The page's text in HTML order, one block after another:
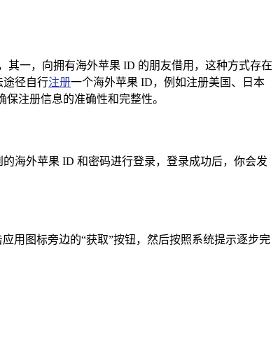
其一，向拥有海外苹果 ID 的朋友借用，这种方式存在
途径自行注册一个海外苹果 ID，例如注册美国、日本
注册信息的准确性和完整性。
海外苹果 ID 和密码进行登录，登录成功后，你会发
用图标旁边的“获取”按钮，然后按照系统提示逐步完